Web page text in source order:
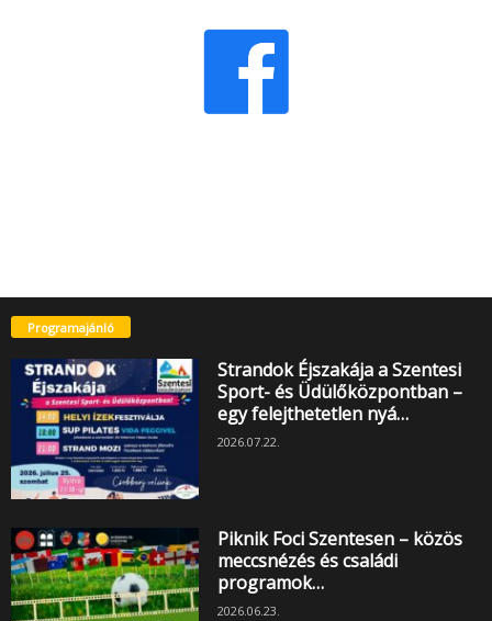
Programajánló
Strandok Éjszakája a Szentesi
Sport- és Üdülőközpontban –
egy felejthetetlen nyá…
2026.07.22.
Piknik Foci Szentesen – közös
meccsnézés és családi
programok…
2026.06.23.